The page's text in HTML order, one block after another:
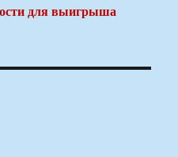
для выигрыша